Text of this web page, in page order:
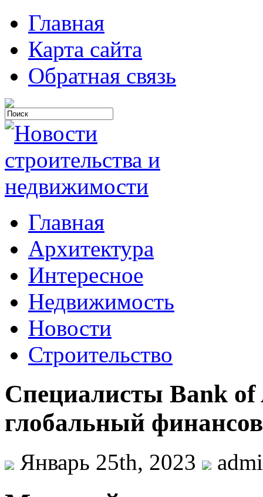
Главная
Карта сайта
Обратная связь
Главная
Архитектура
Интересное
Недвижимость
Новости
Строительство
Специалисты Bank of
глобальный
Январь 25th, 2023